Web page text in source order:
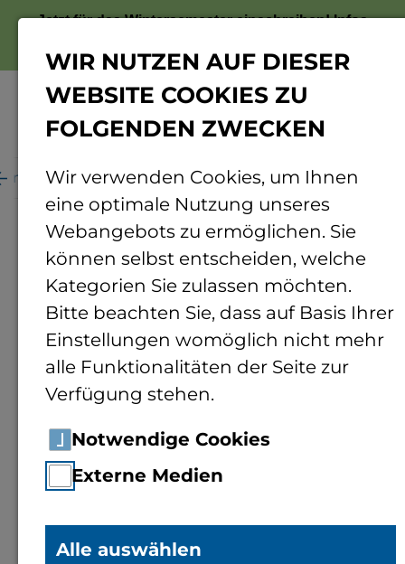
Jetzt für das Wintersemester einschreiben!Infos
Personenverzeichnis Personendetails
WIR NUTZEN AUF DIESER
WEBSITE COOKIES ZU
FOLGENDEN ZWECKEN
Wir verwenden Cookies, um Ihnen
eine optimale Nutzung unseres
Webangebots zu ermöglichen. Sie
können selbst entscheiden, welche
Kategorien Sie zulassen möchten.
Bitte beachten Sie, dass auf Basis Ihrer
Einstellungen womöglich nicht mehr
alle Funktionalitäten der Seite zur
Verfügung stehen.
Notwendige Cookies
Externe Medien
Alle auswählen